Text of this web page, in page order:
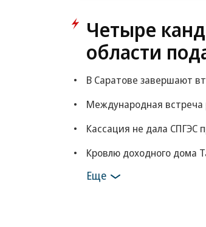
Четыре
области
В Саратове завершают
Международная встреча
Кассация не дала СПГЭС
Кровлю доходного дома
Еще